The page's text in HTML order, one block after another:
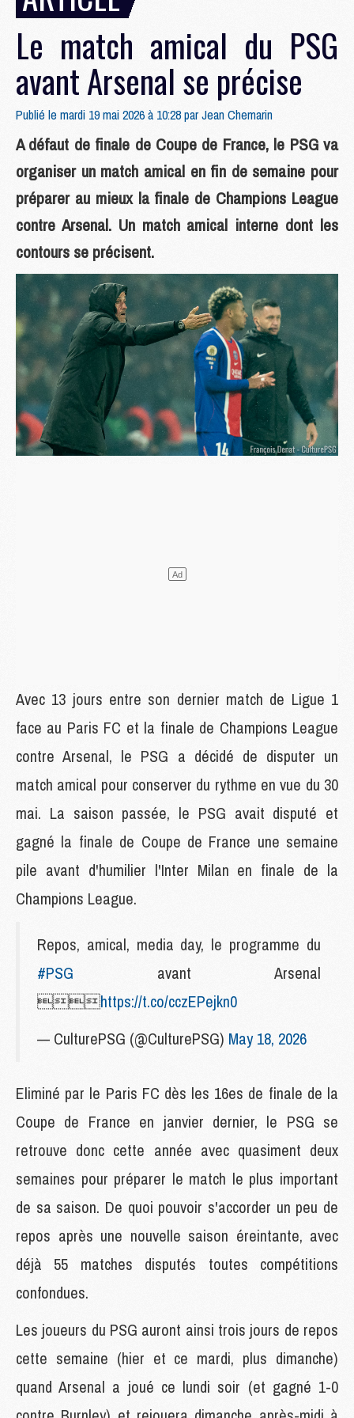
Le match amical du PSG
avant Arsenal se précise
Publié le mardi 19 mai 2026 à 10:28 parJean Chemarin
A défaut de finale de Coupe de France, le PSG va
organiser un match amical en fin de semaine pour
préparer au mieux la finale de Champions League
contre Arsenal. Un match amical interne dont les
contours se précisent.
Avec 13 jours entre son dernier match de Ligue 1
face au Paris FC et la finale de Champions League
contre Arsenal, le PSG a décidé de disputer un
match amical pour conserver du rythme en vue du 30
mai. La saison passée, le PSG avait disputé et
gagné la finale de Coupe de France une semaine
pile avant d'humilier l'Inter Milan en finale de la
Champions League.
Repos, amical, media day, le programme du
#PSG avant Arsenal
https://t.co/cczEPejkn0
— CulturePSG (@CulturePSG) May 18, 2026
Eliminé par le Paris FC dès les 16es de finale de la
Coupe de France en janvier dernier, le PSG se
retrouve donc cette année avec quasiment deux
semaines pour préparer le match le plus important
de sa saison. De quoi pouvoir s'accorder un peu de
repos après une nouvelle saison éreintante, avec
déjà 55 matches disputés toutes compétitions
confondues.
Les joueurs du PSG auront ainsi trois jours de repos
cette semaine (hier et ce mardi, plus dimanche)
quand Arsenal a joué ce lundi soir (et gagné 1-0